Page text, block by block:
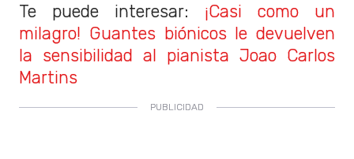
Te puede interesar: ¡Casi como un
milagro! Guantes biónicos le devuelven
la sensibilidad al pianista Joao Carlos
Martins